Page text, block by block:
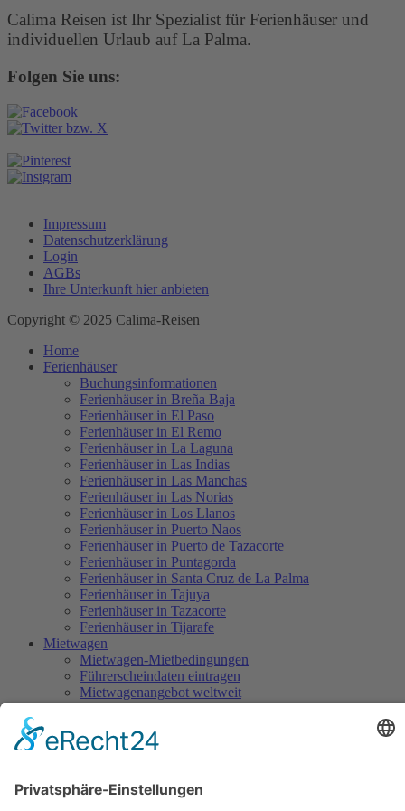
Calima Reisen ist Ihr Spezialist für Ferienhäuser und
individuellen Urlaub auf La Palma.
Folgen Sie uns:
Impressum
Datenschutzerklärung
Login
AGBs
Ihre Unterkunft hier anbieten
Copyright © 2025 Calima-Reisen
Home
Ferienhäuser
Buchungsinformationen
Ferienhäuser in Breña Baja
Ferienhäuser in El Paso
Ferienhäuser in El Remo
Ferienhäuser in La Laguna
Ferienhäuser in Las Indias
Ferienhäuser in Las Manchas
Ferienhäuser in Las Norias
Ferienhäuser in Los Llanos
Ferienhäuser in Puerto Naos
Ferienhäuser in Puerto de Tazacorte
Ferienhäuser in Puntagorda
Ferienhäuser in Santa Cruz de La Palma
Ferienhäuser in Tajuya
Ferienhäuser in Tazacorte
Ferienhäuser in Tijarafe
Mietwagen
Mietwagen-Mietbedingungen
Führerscheindaten eintragen
Mietwagenangebot weltweit
Günstige Flüge mit Condor nach La Palma
Aktuelles